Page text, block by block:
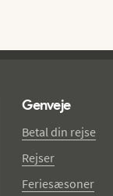
Genveje
Betal din rejse
Rejser
Feriesæsoner